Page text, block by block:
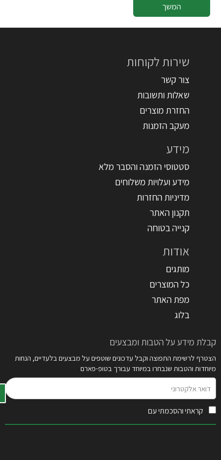
המשך
שירות לקוחות
צור קשר
שאלות ותשובות
החזרת מוצרים
מעקב הזמנות
מידע
סטטוסי הזמנה והסבר מלא
מידע ועלויות משלוחים
מדיניות החזרות
תקנון האתר
קנייה בטוחה
אודות
מותגים
כל המוצרים
מפת האתר
בלוג
קבלת מידע על הטבות ומבצעים
הצטרף לרשימת התפוצה וקבל עדכונים שוטפים על מבצעים בלעדיים, הנחות
מיוחדות והטבות שנבחרו במיוחד עבורך בטופ-פארם
אלקטרוני
קראתי והסכמתי עם